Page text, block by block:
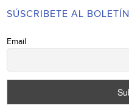
SÚSCRIBETE AL BOLETÍN
Email